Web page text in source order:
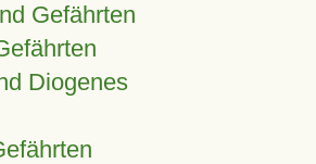
Gefährten
Diogenes